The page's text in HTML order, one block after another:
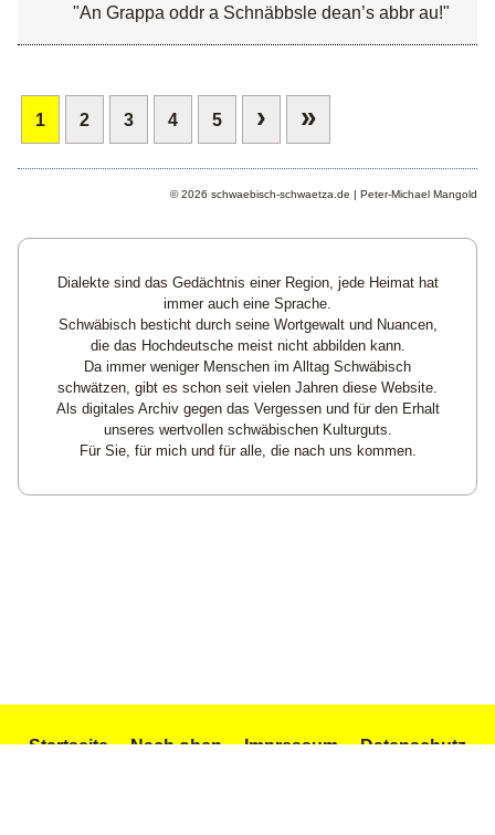
"An Grappa oddr a Schnäbbsle dean’s abbr au!"
1 2 3 4 5 › »
© 2026 schwaebisch-schwaetza.de | Peter-Michael Mangold
Dialekte sind das Gedächtnis einer Region, jede Heimat hat
immer auch eine Sprache.
Schwäbisch besticht durch seine Wortgewalt und Nuancen,
die das Hochdeutsche meist nicht abbilden kann.
Da immer weniger Menschen im Alltag Schwäbisch
schwätzen, gibt es schon seit vielen Jahren diese Website.
Als digitales Archiv gegen das Vergessen und für den Erhalt
unseres wertvollen schwäbischen Kulturguts.
Für Sie, für mich und für alle, die nach uns kommen.
Startseite Nach oben Impressum Datenschutz